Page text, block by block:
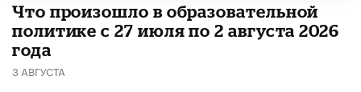
​Что произошло в образовательной
политике с 27 июля по 2 августа 2026
года
3 АВГУСТА